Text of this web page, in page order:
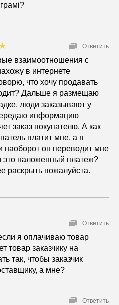
взаимоотношения с
в интернете
что хочу продавать
Дальше я размещаю
люди заказывают у
информацию
заказ покупателю. А как
платит мне, а я
наоборот он переводит мне
это наложенный платеж?
раскрыть пожалуйста.
Ответить
я оплачиваю товар
товар заказчику на
так, чтобы заказчик
а мне?
Ответить
Ответить